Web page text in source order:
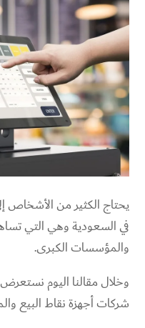
يحتاج الكثير من الأشخاص
في السعودية وهي التي
والمؤسسات الكبرى.
وخلال مقالنا اليوم
شركات أجهزة نقاط البيع